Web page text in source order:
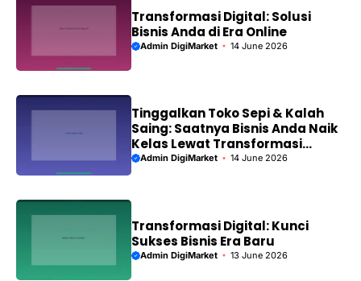
Transformasi Digital: Solusi
Bisnis Anda di Era Online
Admin DigiMarket 14 June 2026
Tinggalkan Toko Sepi & Kalah
Saing: Saatnya Bisnis Anda Naik
Kelas Lewat Transformasi
Digital!
Admin DigiMarket 14 June 2026
Transformasi Digital: Kunci
Sukses Bisnis Era Baru
Admin DigiMarket 13 June 2026